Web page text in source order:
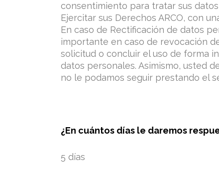
consentimiento para tratar sus
Ejercitar sus Derechos ARCO, con
En caso de Rectificación de datos
importante en caso de revocación
solicitud o concluir el uso de forma
datos personales. Asimismo, usted
no le podamos seguir prestando el
¿En cuántos días le daremos
5 días